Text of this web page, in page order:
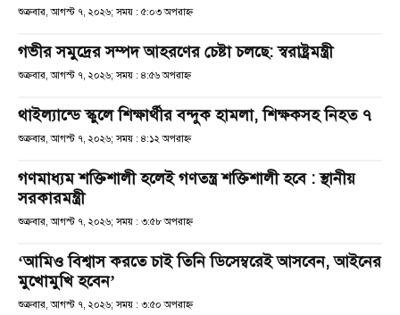
শুক্রবার, আগস্ট ৭, ২০২৬; সময় : ৫:০৩ অপরাহ্ণ
গভীর সমুদ্রের সম্পদ আহরণের চেষ্টা চলছে: স্বরাষ্ট্রমন্ত্রী
শুক্রবার, আগস্ট ৭, ২০২৬; সময় : ৪:৫৬ অপরাহ্ণ
থাইল্যান্ডে স্কুলে শিক্ষার্থীর বন্দুক হামলা, শিক্ষকসহ নিহত ৭
শুক্রবার, আগস্ট ৭, ২০২৬; সময় : ৪:১২ অপরাহ্ণ
গণমাধ্যম শক্তিশালী হলেই গণতন্ত্র শক্তিশালী হবে : স্থানীয়
সরকারমন্ত্রী
শুক্রবার, আগস্ট ৭, ২০২৬; সময় : ৩:৫৮ অপরাহ্ণ
‘আমিও বিশ্বাস করতে চাই তিনি ডিসেম্বরেই আসবেন, আইনের
মুখোমুখি হবেন’
শুক্রবার, আগস্ট ৭, ২০২৬; সময় : ৩:৫০ অপরাহ্ণ